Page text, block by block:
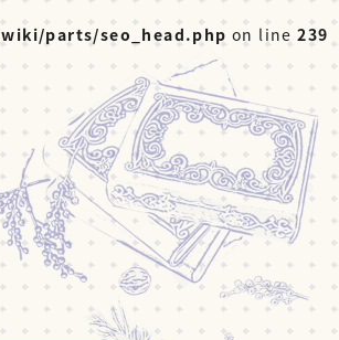
parts/seo_head.php on line239